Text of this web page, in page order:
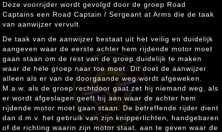
Deze voorrijder wordt gevolgd door de groep Road
Captains een Road Captain / Sergeant at Arms die de taak
van aanwijzer vervult.
De taak van de aanwijzer bestaat uit het veilig en duidelijk
aangeven waar de eerste achter hem rijdende motor moet
gaan staan om de rest van de groep duidelijk te maken
waar de hele groep naar toe moet. Dit doet de aanwijzer
alleen als er van de doorgaande weg wordt afgeweken.
M.a.w. als de groep rechtdoor gaat zet hij niemand weg, als
er wordt afgeslagen geeft hij aan waar de achter hem
rijdende motor moet gaan staan. De betreffende rijder dient
dan d.m.v. het gebruik van zijn knipperlichten, handgebaren
of de richting waarin zijn motor staat, aan te geven waar de